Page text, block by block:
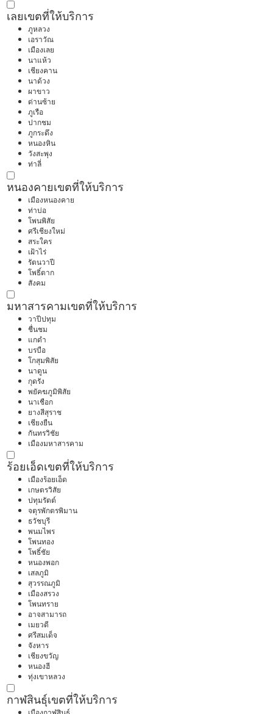
เลยเขตที่ให้บริการ
ภูหลวง
เอราวัณ
เมืองเลย
นาแห้ว
เชียงคาน
นาด้วง
ผาขาว
ด่านซ้าย
ภูเรือ
ปากชม
ภูกระดึง
หนองหิน
วังสะพุง
ท่าลี่
หนองคายเขตที่ให้บริการ
เมืองหนองคาย
ท่าบ่อ
โพนพิสัย
ศรีเชียงใหม่
สระใคร
เฝ้าไร่
รัตนวาปี
โพธิ์ตาก
สังคม
มหาสารคามเขตที่ให้บริการ
วาปีปทุม
ชื่นชม
แกดำ
บรบือ
โกสุมพิสัย
นาดูน
กุดรัง
พยัคฆภูมิพิสัย
นาเชือก
ยางสีสุราช
เชียงยืน
กันทรวิชัย
เมืองมหาสารคาม
ร้อยเอ็ดเขตที่ให้บริการ
เมืองร้อยเอ็ด
เกษตรวิสัย
ปทุมรัตต์
จตุรพักตรพิมาน
ธวัชบุรี
พนมไพร
โพนทอง
โพธิ์ชัย
หนองพอก
เสลภูมิ
สุวรรณภูมิ
เมืองสรวง
โพนทราย
อาจสามารถ
เมยวดี
ศรีสมเด็จ
จังหาร
เชียงขวัญ
หนองฮี
ทุ่งเขาหลวง
กาฬสินธุ์เขตที่ให้บริการ